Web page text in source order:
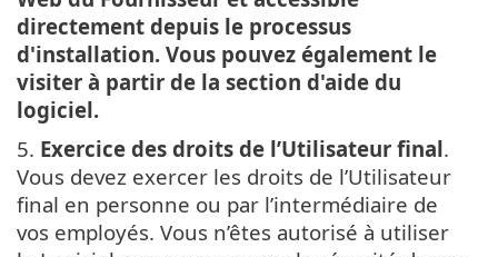
directement depuis le processus
d'installation. Vous pouvez également le
visiter à partir de la section d'aide du
logiciel.
5. Exercice des droits de l’Utilisateur final.
Vous devez exercer les droits de l’Utilisateur
final en personne ou par l’intermédiaire de
vos employés. Vous n’êtes autorisé à utiliser